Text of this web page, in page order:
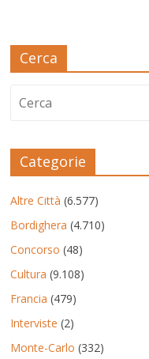
Cerca
Categorie
Altre Città (6.577)
Bordighera (4.710)
Concorso (48)
Cultura (9.108)
Francia (479)
Interviste (2)
Monte-Carlo (332)